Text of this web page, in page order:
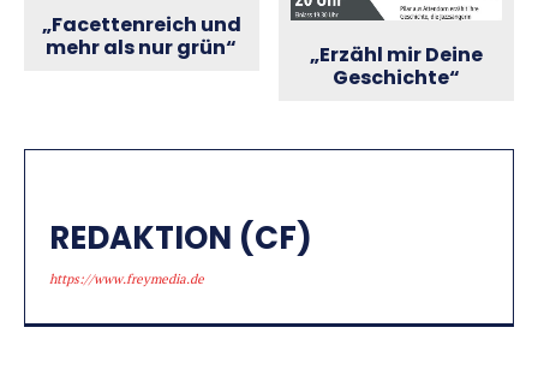
„Facettenreich und
mehr als nur grün“
„Erzähl mir Deine
Geschichte“
REDAKTION (CF)
https://www.freymedia.de